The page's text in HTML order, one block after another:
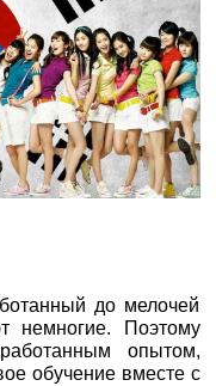
до мелочей
немногие. Поэтому
опытом,
обучение вместе с